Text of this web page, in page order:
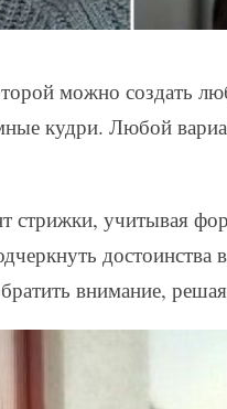
можно создать
кудри. Любой
стрижки, учитывая
внимание,